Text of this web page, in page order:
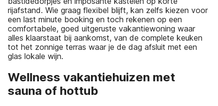
rijafstand. Wie graag flexibel blijft, kan zelfs kiezen voor
een last minute booking en toch rekenen op een
comfortabele, goed uitgeruste vakantiewoning waar
alles klaarstaat bij aankomst, van de complete keuken
tot het zonnige terras waar je de dag afsluit met een
glas lokale wijn.
Wellness vakantiehuizen met
sauna of hottub